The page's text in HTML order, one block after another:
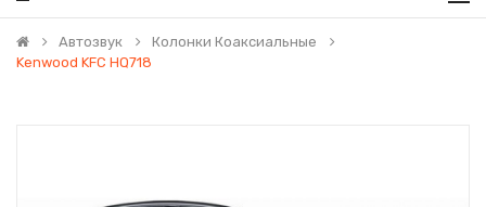
Автозвук
Колонки Коаксиальные
Kenwood KFC HQ718